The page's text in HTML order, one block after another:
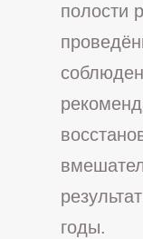
полости
годы.